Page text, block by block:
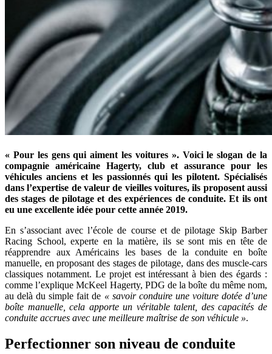
« Pour les gens qui aiment les voitures ». Voici le slogan de la
compagnie américaine Hagerty, club et assurance pour les
véhicules anciens et les passionnés qui les pilotent. Spécialisés
dans l’expertise de valeur de vieilles voitures, ils proposent aussi
des stages de pilotage et des expériences de conduite. Et ils ont
eu une excellente idée pour cette année 2019.
En s’associant avec l’école de course et de pilotage Skip Barber
Racing School, experte en la matière, ils se sont mis en tête de
réapprendre aux Américains les bases de la conduite en boîte
manuelle, en proposant des stages de pilotage, dans des muscle-cars
classiques notamment. Le projet est intéressant à bien des égards :
comme l’explique McKeel Hagerty, PDG de la boîte du même nom,
au delà du simple fait de « savoir conduire une voiture dotée d’une
boîte manuelle, cela apporte un véritable talent, des capacités de
conduite accrues avec une meilleure maîtrise de son véhicule ».
Perfectionner son niveau de conduite